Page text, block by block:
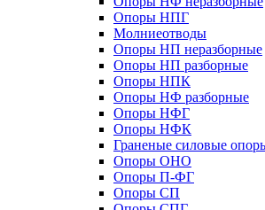
Опоры НПГ
Молниеотводы
Опоры НП неразборные
Опоры НП разборные
Опоры НПК
Опоры НФ разборные
Опоры НФГ
Опоры НФК
Граненые силовые
Опоры ОНО
Опоры П-ФГ
Опоры СП